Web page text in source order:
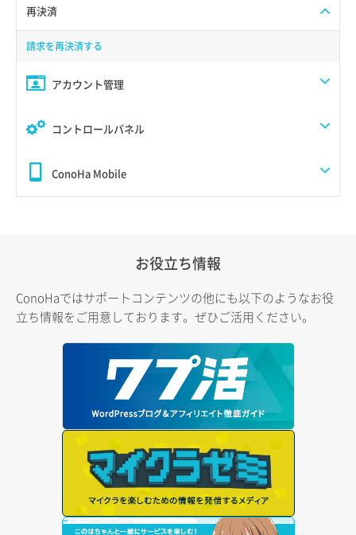
再決済
請求を再決済する
アカウント管理
コントロールパネル
ConoHa Mobile
お役立ち情報
ConoHaではサポートコンテンツの他にも以下のようなお役
立ち情報をご用意しております。ぜひご活用ください。